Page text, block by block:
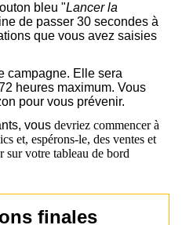
bleu "Lancer la
de passer 30 secondes à
que vous avez saisies
campagne. Elle sera
heures maximum. Vous
pour vous prévenir.
vous devriez commencer à
et, espérons-le, des ventes et
sur votre tableau de bord
finales